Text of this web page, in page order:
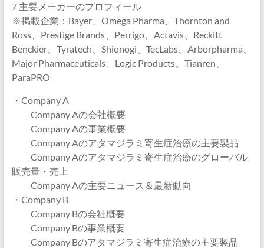
7 主要メーカーのプロフィール
※掲載企業：Bayer、Omega Pharma、Thornton and
Ross、Prestige Brands、Perrigo、Actavis、Reckitt
Benckier、Tyratech、Shionogi、TecLabs、Arborpharma、
Major Pharmaceuticals、Logic Products、Tianren、
ParaPRO
・Company A
Company Aの会社概要
Company Aの事業概要
Company Aのアタマジラミ寄生症治療の主要製品
Company Aのアタマジラミ寄生症治療のグローバル
販売量・売上
Company Aの主要ニュース＆最新動向
・Company B
Company Bの会社概要
Company Bの事業概要
Company Bのアタマジラミ寄生症治療の主要製品